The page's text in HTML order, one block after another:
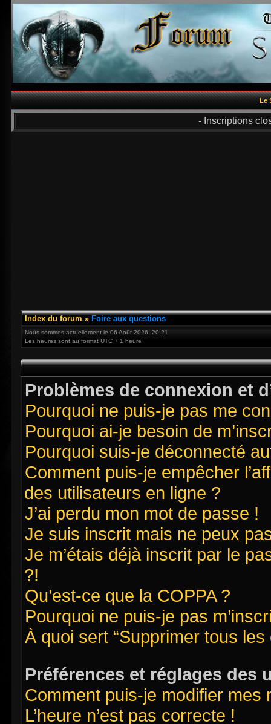
Le
- Inscriptions
Index du forum » Foire aux questions
Nous sommes actuellement le 06 Août 2026, 20:21
Les heures sont au format UTC + 1 heure
Problèmes de connexion et
Pourquoi ne puis-je pas me
Pourquoi ai-je besoin de
Pourquoi suis-je déconnecté
Comment puis-je empêcher
des utilisateurs en ligne ?
J’ai perdu mon mot de passe !
Je suis inscrit mais ne peux
Je m’étais déjà inscrit par le
?!
Qu’est-ce que la COPPA ?
Pourquoi ne puis-je pas
À quoi sert “Supprimer tous
Préférences et réglages des
Comment puis-je modifier mes
L’heure n’est pas correcte !